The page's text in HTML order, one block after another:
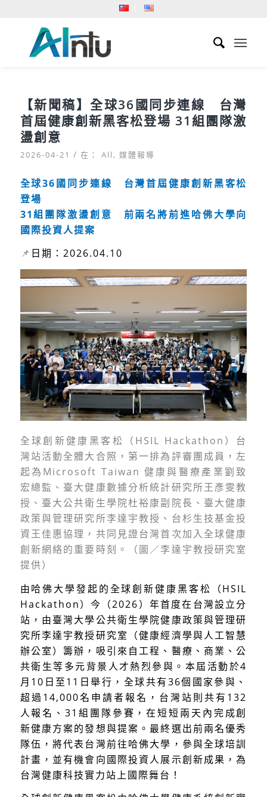
【新聞稿】全球36國同步連線 台灣
首屆健康創新黑客松登場 31組團隊激
盪創意
2026-04-21 / 在： All, 媒體報導
全球36國同步連線 台灣首屆健康創新黑客松
登場
31組團隊激盪創意 前兩名將前進哈佛大學向
國際投資人提案
📌 日期：2026.04.10
全球創新健康黑客松（HSIL Hackathon）台
灣站活動全體大合照，第一排為評審團成員，左
起為Microsoft Taiwan 健康與醫療產業劉致
宏總監、臺大健康數據分析統計研究所王彥雯教
授、臺大公共衛生學院杜裕康副院長、臺大健康
政策與管理研究所李達宇教授、台杉生技基金投
資王佳惠協理，共同見證台灣首次加入全球健康
創新網絡的重要時刻。（圖／李達宇教授研究室
提供）
由哈佛大學發起的全球創新健康黑客松（HSIL
Hackathon）今（2026）年首度在台灣設立分
站，由臺灣大學公共衛生學院健康政策與管理研
究所李達宇教授研究室（健康經濟學與人工智慧
辦公室）籌辦，吸引來自工程、醫療、商業、公
共衛生等多元背景人才熱烈參與。本屆活動於4
月10日至11日舉行，全球共有36個國家參與、
超過14,000名申請者報名，台灣站則共有132
人報名、31組團隊參賽，在短短兩天內完成創
新健康方案的發想與提案。最終選出前兩名優秀
隊伍，將代表台灣前往哈佛大學，參與全球培訓
計畫，並有機會向國際投資人展示創新成果，為
台灣健康科技實力站上國際舞台！